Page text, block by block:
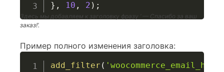
} , 10 , 2 ) ;
Здесь мы добавляем к заголовку фразу ‘ — Спасибо за ваш
заказ!’.
Пример полного изменения заголовка:
add_filter (